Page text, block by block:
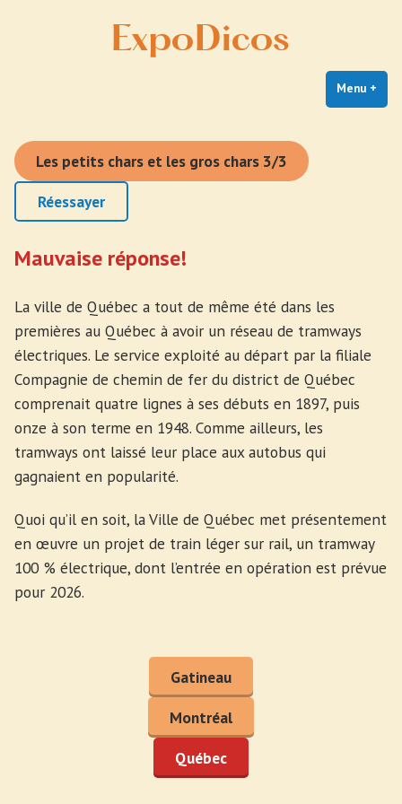
Menu +
Les petits chars et les gros chars 3/3
Réessayer
Mauvaise réponse!
La ville de Québec a tout de même été dans les
premières au Québec à avoir un réseau de tramways
électriques. Le service exploité au départ par la filiale
Compagnie de chemin de fer du district de Québec
comprenait quatre lignes à ses débuts en 1897, puis
onze à son terme en 1948. Comme ailleurs, les
tramways ont laissé leur place aux autobus qui
gagnaient en popularité.
Quoi qu’il en soit, la Ville de Québec met présentement
en œuvre un projet de train léger sur rail, un tramway
100 % électrique, dont l’entrée en opération est prévue
pour 2026.
Gatineau
Montréal
Québec